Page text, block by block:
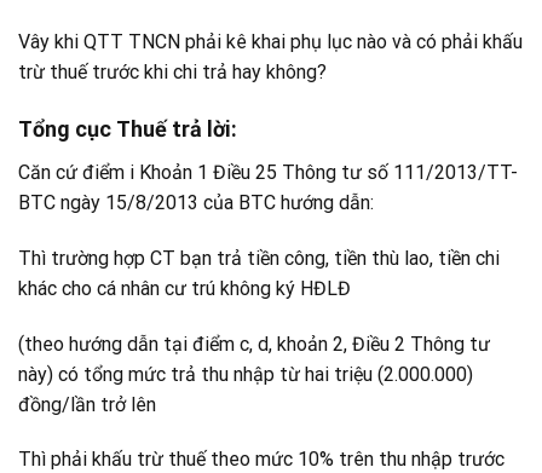
Vây khi QTT TNCN phải kê khai phụ lục nào và có phải khấu
trừ thuế trước khi chi trả hay không?
Tổng cục Thuế trả lời:
Căn cứ điểm i Khoản 1 Điều 25 Thông tư số 111/2013/TT-
BTC ngày 15/8/2013 của BTC hướng dẫn:
Thì trường hợp CT bạn trả tiền công, tiền thù lao, tiền chi
khác cho cá nhân cư trú không ký HĐLĐ
(theo hướng dẫn tại điểm c, d, khoản 2, Điều 2 Thông tư
này) có tổng mức trả thu nhập từ hai triệu (2.000.000)
đồng/lần trở lên
Thì phải khấu trừ thuế theo mức 10% trên thu nhập trước